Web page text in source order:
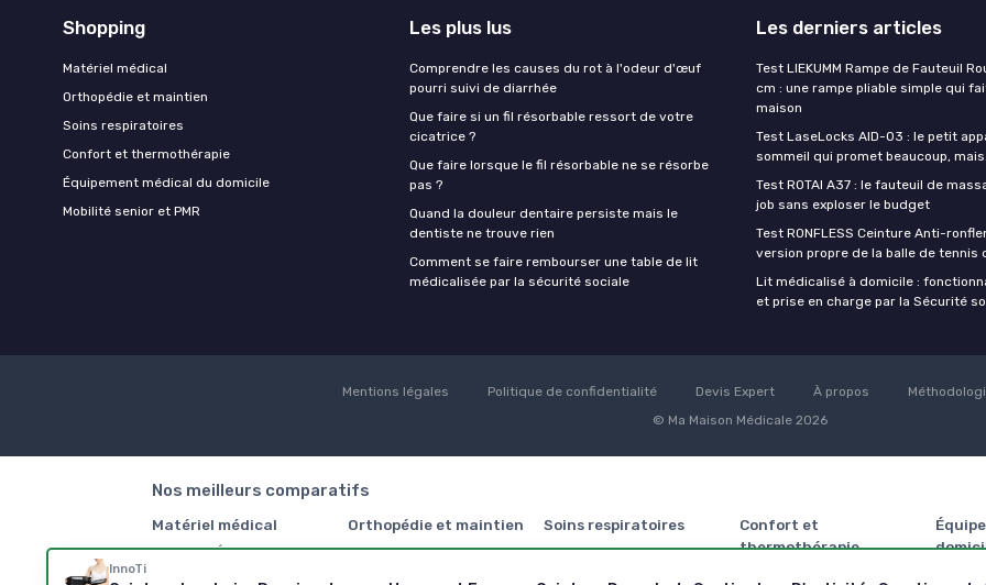
InnoTi
Shopping
Matériel médical
Orthopédie et maintien
Soins respiratoires
Confort et thermothérapie
Équipement médical du domicile
Mobilité senior et PMR
Les plus lus
Comprendre les causes du rot à l'odeur d'œuf
pourri suivi de diarrhée
Que faire si un fil résorbable ressort de votre
cicatrice ?
Que faire lorsque le fil résorbable ne se résorbe
pas ?
Quand la douleur dentaire persiste mais le
dentiste ne trouve rien
Comment se faire rembourser une table de lit
médicalisée par la sécurité sociale
Les derniers articles
Test LIEKUMM Rampe de Fauteuil
cm : une rampe pliable simple qui
maison
Test LaseLocks AID-03 : le petit
sommeil qui promet beaucoup,
Test ROTAI A37 : le fauteuil de
job sans exploser le budget
Test RONFLESS Ceinture Anti-
version propre de la balle de tennis
Lit médicalisé à domicile :
et prise en charge par la Sécurité
Mentions légales Politique de confidentialité Devis Expert À propos
© Ma Maison Médicale 2026
Nos meilleurs comparatifs
Matériel médical
Meilleurs Électrostimulateur
Orthopédie et maintien
Meilleurs Bas de contention
Soins respiratoires
Meilleurs Concentrateur
Confort et
thermothérapie